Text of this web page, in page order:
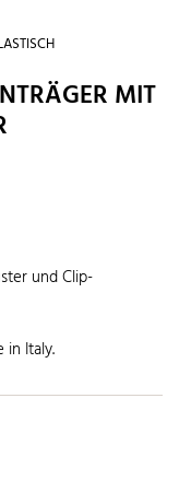
MIT
und Clip-
in Italy.